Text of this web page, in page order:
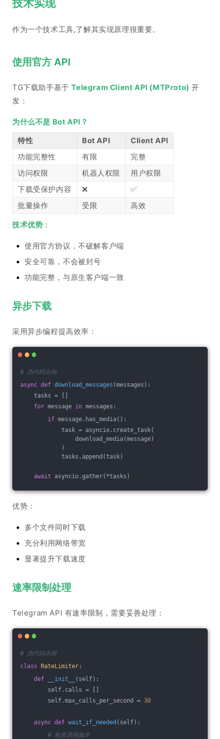
技术实现
作为一个技术工具,了解其实现原理很重要。
使用官方 API
TG下载助手基于Telegram Client API (MTProto) 开
发：
为什么不是 Bot API？
特性
Bot API
Client API
功能完整性
有限
完整
访问权限
机器人权限
用户权限
下载受保护内容
❌
✅
批量操作
受限 高效
技术优势 ：
使用官方协议，不破解客户端
安全可靠，不会被封号
功能完整，与原生客户端一致
异步下载
采用异步编程提高效率：
# 伪代码示例
async def download_messages (messages) :
tasks = []
for message in messages:
if message.has_media():
task = asyncio.create_task(
download_media(message)
)
tasks.append(task)
await asyncio.gather(*tasks)
优势：
多个文件同时下载
充分利用网络带宽
显著提升下载速度
速率限制处理
Telegram API 有速率限制，需要妥善处理：
# 伪代码示例
class
RateLimiter :
def
__init__ (self) :
self.calls = []
self.max_calls_per_second = 30
async def wait_if_needed (self) :
# 检查调用频率